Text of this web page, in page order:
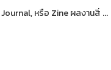
หรือ Zine ผลงานสิ่ ...